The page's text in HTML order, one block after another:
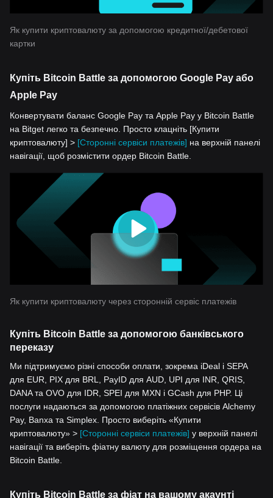
Як купити криптовалюту за допомогою кредитної/дебетової
картки
Купіть Bitcoin Battle за допомогою Google Pay або
Apple Pay
Конвертувати баланс Google Pay та Apple Pay у Bitcoin Battle
на Bitget легко та безпечно. Просто клацніть [Купити
криптовалюту] > [Сторонні сервіси платежів] на верхній панелі
навігації, щоб розмістити ордер Bitcoin Battle.
Як купити криптовалюту через сторонній сервіс платежів
Купіть Bitcoin Battle за допомогою банківського
переказу
Ми підтримуємо різні способи оплати, зокрема iDeal і SEPA
для EUR, PIX для BRL, PayID для AUD, UPI для INR, QRIS,
DANA та OVO для IDR, SPEI для MXN і GCash для PHP. Ці
послуги надаються за допомогою платіжних сервісів Alchemy
Pay, Banxa та Simplex. Просто виберіть «Купити
криптовалюту» > [Сторонні сервіси платежів] у верхній панелі
навігації та виберіть фіатну валюту для розміщення ордера на
Bitcoin Battle.
Купіть Bitcoin Battle за фіат на вашому акаунті